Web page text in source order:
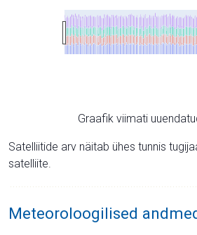
Graafik viimati
Satelliitide arv näitab ühes tunnis
satelliite.
Meteoroloogilised